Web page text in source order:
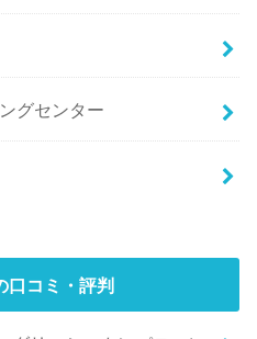
グセンター
口コミ・評判